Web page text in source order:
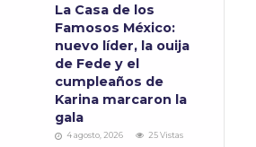
La Casa de los
Famosos México:
nuevo líder, la ouija
de Fede y el
cumpleaños de
Karina marcaron la
gala
4 agosto, 2026
25 Vistas